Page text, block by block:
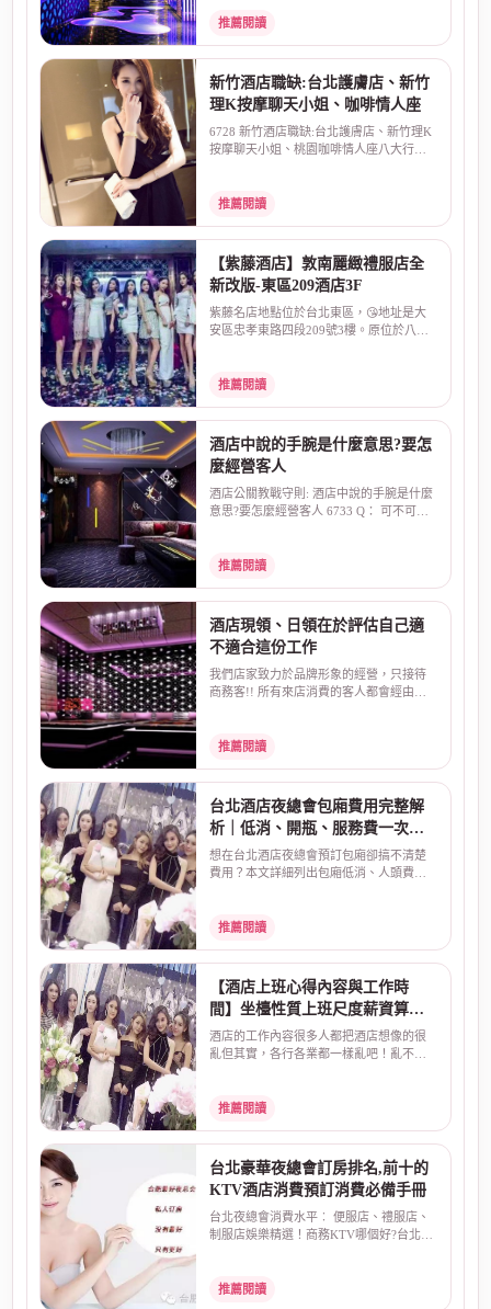
推薦閱讀
新竹酒店職缺:台北護膚店、新竹
理K按摩聊天小姐、咖啡情人座
6728 新竹酒店職缺:台北護膚店、新竹理K
按摩聊天小姐、桃園咖啡情人座八大行
推薦閱讀
【紫藤酒店】敦南麗緻禮服店全
新改版-東區209酒店3F
紫藤名店地點位於台北東區，😘地址是大
安區忠孝東路四段209號3樓。原位於八德
推薦閱讀
酒店中說的手腕是什麼意思?要怎
麼經營客人
酒店公關教戰守則: 酒店中說的手腕是什麼
意思?要怎麼經營客人 6733 Q： 可不可以.
推薦閱讀
酒店現領、日領在於評估自己適
不適合這份工作
我們店家致力於品牌形象的經營，只接待
商務客!! 所有來店消費的客人都會經由店
推薦閱讀
台北酒店夜總會包廂費用完整解
析｜低消、開瓶、服務費一次看
懂
想在台北酒店夜總會預訂包廂卻搞不清楚
費用？本文詳細列出包廂低消、人頭費、
推薦閱讀
【酒店上班心得內容與工作時
間】坐檯性質上班尺度薪資算法
介紹
酒店的工作內容很多人都把酒店想像的很
亂但其實，各行各業都一樣亂吧！亂不亂
推薦閱讀
台北豪華夜總會訂房排名,前十的
KTV酒店消費預訂消費必備手冊
台北夜總會消費水平︰ 便服店、禮服店、
制服店娛樂精選！商務KTV哪個好?台北最
推薦閱讀